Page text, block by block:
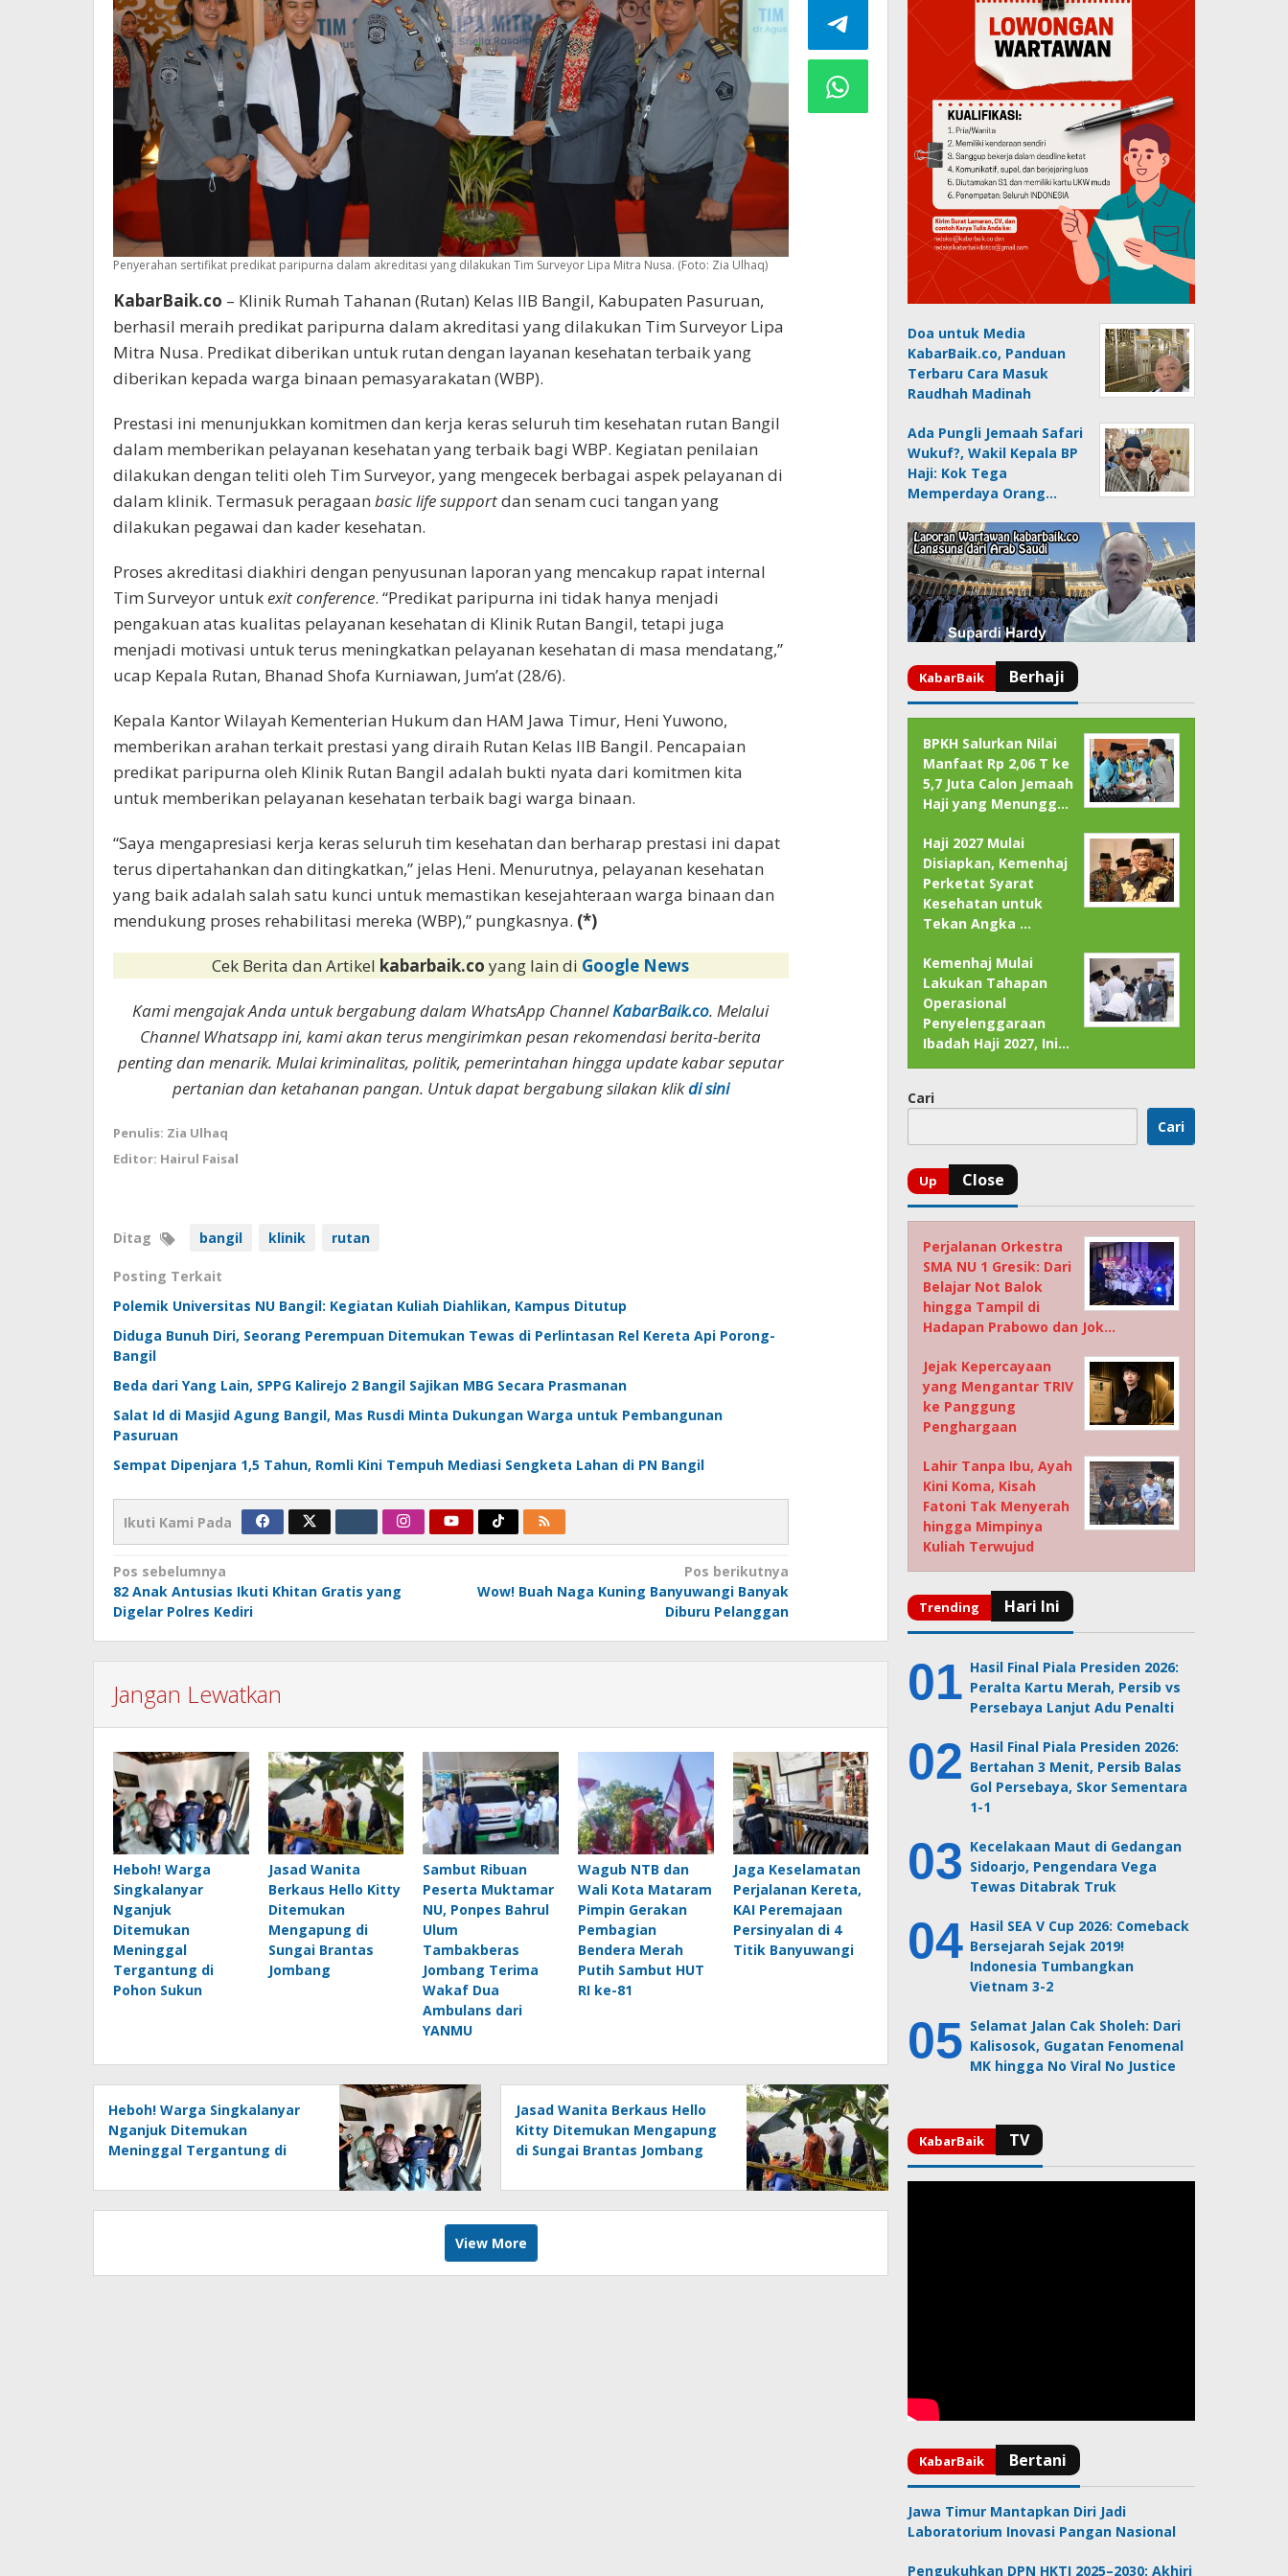
Penyerahan sertifikat predikat paripurna dalam akreditasi yang dilakukan Tim Surveyor Lipa Mitra Nusa. (Foto: Zia Ulhaq)
KabarBaik.co – Klinik Rumah Tahanan (Rutan) Kelas IIB Bangil, Kabupaten Pasuruan,
berhasil meraih predikat paripurna dalam akreditasi yang dilakukan Tim Surveyor Lipa
Mitra Nusa. Predikat diberikan untuk rutan dengan layanan kesehatan terbaik yang
diberikan kepada warga binaan pemasyarakatan (WBP).
Prestasi ini menunjukkan komitmen dan kerja keras seluruh tim kesehatan rutan Bangil
dalam memberikan pelayanan kesehatan yang terbaik bagi WBP. Kegiatan penilaian
dilakukan dengan teliti oleh Tim Surveyor, yang mengecek berbagai aspek pelayanan di
dalam klinik. Termasuk peragaan basic life supportdan senam cuci tangan yang
dilakukan pegawai dan kader kesehatan.
Proses akreditasi diakhiri dengan penyusunan laporan yang mencakup rapat internal
Tim Surveyor untukexit conference. “Predikat paripurna ini tidak hanya menjadi
pengakuan atas kualitas pelayanan kesehatan di Klinik Rutan Bangil, tetapi juga
menjadi motivasi untuk terus meningkatkan pelayanan kesehatan di masa mendatang,”
ucap Kepala Rutan, Bhanad Shofa Kurniawan, Jum’at (28/6).
Kepala Kantor Wilayah Kementerian Hukum dan HAM Jawa Timur, Heni Yuwono,
memberikan arahan terkait prestasi yang diraih Rutan Kelas IIB Bangil. Pencapaian
predikat paripurna oleh Klinik Rutan Bangil adalah bukti nyata dari komitmen kita
untuk memberikan pelayanan kesehatan terbaik bagi warga binaan.
“Saya mengapresiasi kerja keras seluruh tim kesehatan dan berharap prestasi ini dapat
terus dipertahankan dan ditingkatkan,” jelas Heni. Menurutnya, pelayanan kesehatan
yang baik adalah salah satu kunci untuk memastikan kesejahteraan warga binaan dan
mendukung proses rehabilitasi mereka (WBP),” pungkasnya. (*)
Cek Berita dan Artikel kabarbaik.coyang lain di Google News
Kami mengajak Anda untuk bergabung dalam WhatsApp ChannelKabarBaik.co. Melalui
Channel Whatsapp ini, kami akan terus mengirimkan pesan rekomendasi berita-berita
penting dan menarik. Mulai kriminalitas, politik, pemerintahan hingga update kabar seputar
pertanian dan ketahanan pangan. Untuk dapat bergabung silakan klikdi sini
Penulis: Zia Ulhaq
Editor: Hairul Faisal
Ditag bangil klinik rutan
Posting Terkait
Polemik Universitas NU Bangil: Kegiatan Kuliah Diahlikan, Kampus Ditutup
Diduga Bunuh Diri, Seorang Perempuan Ditemukan Tewas di Perlintasan Rel Kereta Api Porong-
Bangil
Beda dari Yang Lain, SPPG Kalirejo 2 Bangil Sajikan MBG Secara Prasmanan
Salat Id di Masjid Agung Bangil, Mas Rusdi Minta Dukungan Warga untuk Pembangunan
Pasuruan
Sempat Dipenjara 1,5 Tahun, Romli Kini Tempuh Mediasi Sengketa Lahan di PN Bangil
Ikuti Kami Pada
Navigasi
pos
Pos sebelumnya
82 Anak Antusias Ikuti Khitan Gratis yang
Digelar Polres Kediri
Pos berikutnya
Wow! Buah Naga Kuning Banyuwangi Banyak
Diburu Pelanggan
Jangan Lewatkan
Heboh! Warga
Singkalanyar
Nganjuk
Ditemukan
Meninggal
Tergantung di
Pohon Sukun
Jasad Wanita
Berkaus Hello Kitty
Ditemukan
Mengapung di
Sungai Brantas
Jombang
Sambut Ribuan
Peserta Muktamar
NU, Ponpes Bahrul
Ulum
Tambakberas
Jombang Terima
Wakaf Dua
Ambulans dari
YANMU
Wagub NTB dan
Wali Kota Mataram
Pimpin Gerakan
Pembagian
Bendera Merah
Putih Sambut HUT
RI ke-81
Jaga Keselamatan
Perjalanan Kereta,
KAI Peremajaan
Persinyalan di 4
Titik Banyuwangi
Heboh! Warga Singkalanyar
Nganjuk Ditemukan
Meninggal Tergantung di
Jasad Wanita Berkaus Hello
Kitty Ditemukan Mengapung
di Sungai Brantas Jombang
View More
Doa untuk Media
KabarBaik.co, Panduan
Terbaru Cara Masuk
Raudhah Madinah
Ada Pungli Jemaah Safari
Wukuf?, Wakil Kepala BP
Haji: Kok Tega
Memperdaya Orang…
BPKH Salurkan Nilai
Manfaat Rp 2,06 T ke
5,7 Juta Calon Jemaah
Haji yang Menungg…
Haji 2027 Mulai
Disiapkan, Kemenhaj
Perketat Syarat
Kesehatan untuk
Tekan Angka …
Kemenhaj Mulai
Lakukan Tahapan
Operasional
Penyelenggaraan
Ibadah Haji 2027, Ini…
Cari
Cari
Perjalanan Orkestra
SMA NU 1 Gresik: Dari
Belajar Not Balok
hingga Tampil di
Hadapan Prabowo dan Jok…
Jejak Kepercayaan
yang Mengantar TRIV
ke Panggung
Penghargaan
Lahir Tanpa Ibu, Ayah
Kini Koma, Kisah
Fatoni Tak Menyerah
hingga Mimpinya
Kuliah Terwujud
Hasil Final Piala Presiden 2026:
Peralta Kartu Merah, Persib vs
Persebaya Lanjut Adu Penalti
Hasil Final Piala Presiden 2026:
Bertahan 3 Menit, Persib Balas
Gol Persebaya, Skor Sementara
1-1
Kecelakaan Maut di Gedangan
Sidoarjo, Pengendara Vega
Tewas Ditabrak Truk
Hasil SEA V Cup 2026: Comeback
Bersejarah Sejak 2019!
Indonesia Tumbangkan
Vietnam 3-2
Selamat Jalan Cak Sholeh: Dari
Kalisosok, Gugatan Fenomenal
MK hingga No Viral No Justice
Jawa Timur Mantapkan Diri Jadi
Laboratorium Inovasi Pangan Nasional
Pengukuhkan DPN HKTI 2025–2030: Akhiri